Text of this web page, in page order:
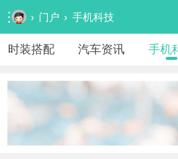
› 门户 › 手机科技
时装搭配 汽车资讯 手机